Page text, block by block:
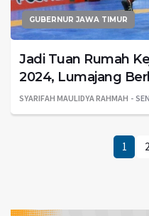
GUBERNUR JAWA TIMUR
Jadi Tuan Rumah
2024, Lumajang
SYARIFAH MAULIDYA RAHMAH
1 2